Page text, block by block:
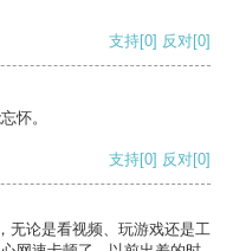
支持[0] 反对[0]
怀。
支持[0] 反对[0]
无论是看视频、玩游戏还是工